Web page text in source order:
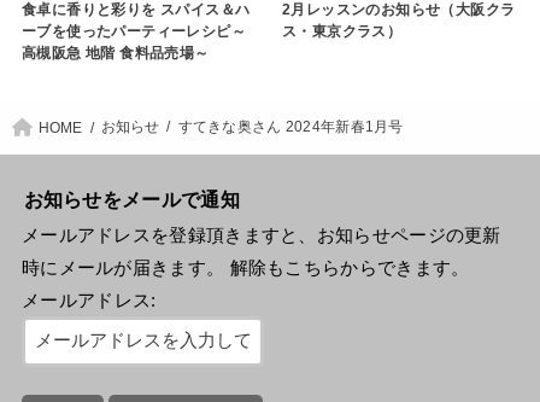
食卓に香りと彩りを スパイス＆ハ
ーブを使ったパーティーレシピ～
高槻阪急 地階 食料品売場～
2月レッスンのお知らせ（大阪クラ
ス・東京クラス）
HOME お知らせ すてきな奥さん 2024年新春1月号
お知らせをメールで通知
メールアドレスを登録頂きますと、お知らせページの更新
時にメールが届きます。 解除もこちらからできます。
メールアドレス: